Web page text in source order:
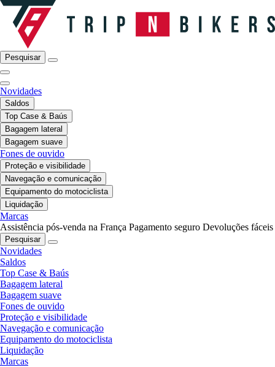
Pesquisar
Novidades
Saldos
Top Case & Baús
Bagagem lateral
Bagagem suave
Fones de ouvido
Proteção e visibilidade
Navegação e comunicação
Equipamento do motociclista
Liquidação
Marcas
Assistência pós-venda na França Pagamento seguro Devoluções fáceis
Pesquisar
Novidades
Saldos
Top Case & Baús
Bagagem lateral
Bagagem suave
Fones de ouvido
Proteção e visibilidade
Navegação e comunicação
Equipamento do motociclista
Liquidação
Marcas